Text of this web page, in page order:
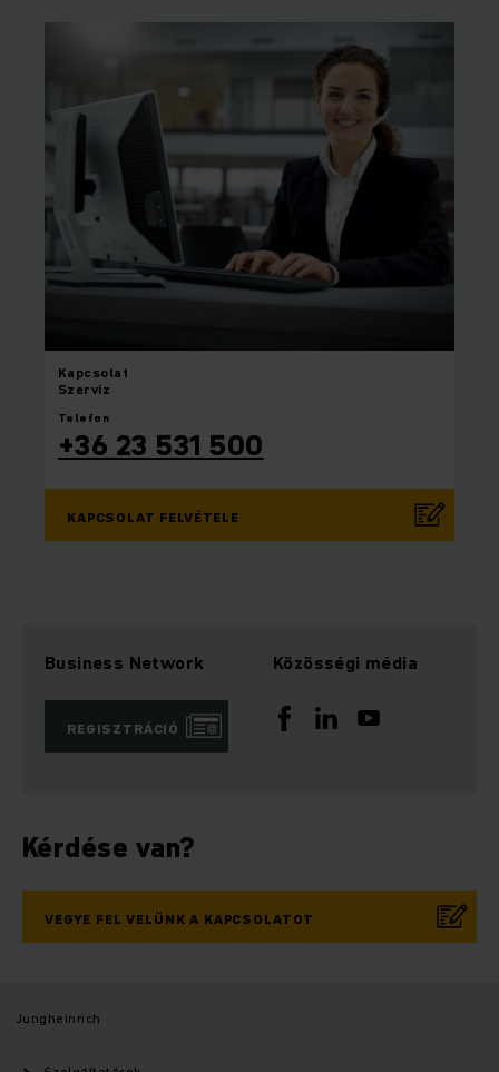
Kapcsolat
Szerviz
Telefon
+36 23 531 500
KAPCSOLAT FELVÉTELE
Business Network
REGISZTRÁCIÓ
Közösségi média
Kérdése van?
VEGYE FEL VELÜNK A KAPCSOLATOT
Jungheinrich